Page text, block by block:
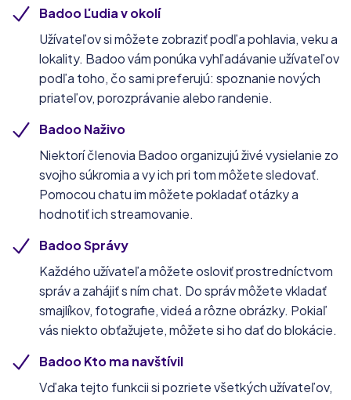
Badoo Ľudia v okolí
Užívateľov si môžete zobraziť podľa pohlavia, veku a
lokality. Badoo vám ponúka vyhľadávanie užívateľov
podľa toho, čo sami preferujú: spoznanie nových
priateľov, porozprávanie alebo randenie.
Badoo Naživo
Niektorí členovia Badoo organizujú živé vysielanie zo
svojho súkromia a vy ich pri tom môžete sledovať.
Pomocou chatu im môžete pokladať otázky a
hodnotiť ich streamovanie.
Badoo Správy
Každého užívateľa môžete osloviť prostredníctvom
správ a zahájiť s ním chat. Do správ môžete vkladať
smajlíkov, fotografie, videá a rôzne obrázky. Pokiaľ
vás niekto obťažujete, môžete si ho dať do blokácie.
Badoo Kto ma navštívil
Vďaka tejto funkcii si pozriete všetkých užívateľov,